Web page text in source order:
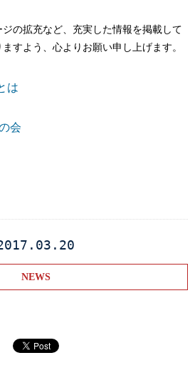
の拡充など、充実した情報を掲載して
すよう、心よりお願い申し上げます。
は
会
NEWS